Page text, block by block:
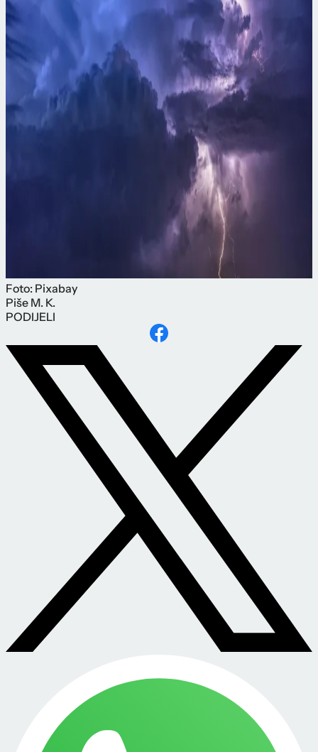
Foto: Pixabay
Piše M. K.
PODIJELI